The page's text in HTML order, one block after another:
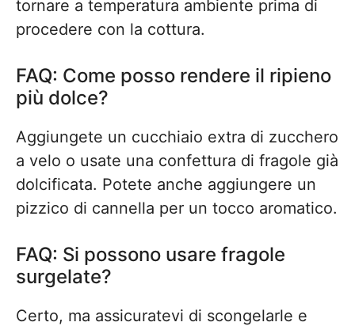
tornare a temperatura ambiente prima di
procedere con la cottura.
FAQ: Come posso rendere il ripieno
più dolce?
Aggiungete un cucchiaio extra di zucchero
a velo o usate una confettura di fragole già
dolcificata. Potete anche aggiungere un
pizzico di cannella per un tocco aromatico.
FAQ: Si possono usare fragole
surgelate?
Certo, ma assicuratevi di scongelarle e